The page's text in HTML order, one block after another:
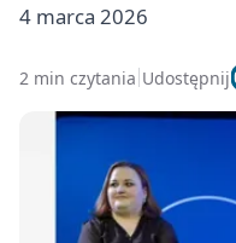
4 marca 2026
2 min czytania Udostępnij